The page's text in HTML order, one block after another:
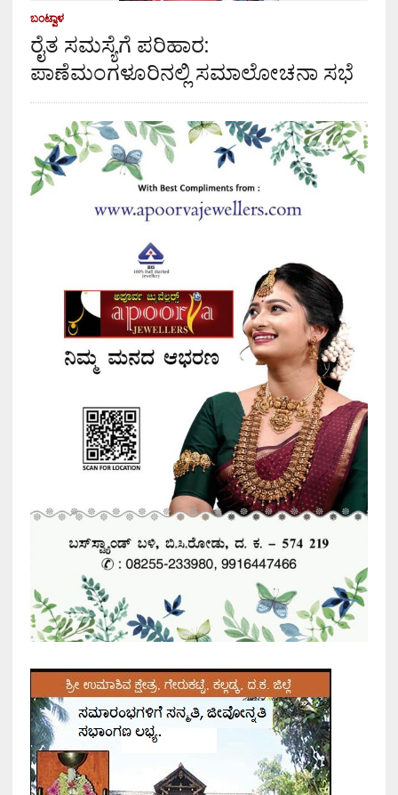
ಬಂಟ್ವಾಳ
ರೈತ ಸಮಸ್ಯೆಗೆ ಪರಿಹಾರ:
ಪಾಣೆಮಂಗಳೂರಿನಲ್ಲಿ ಸಮಾಲೋಚನಾ ಸಭೆ